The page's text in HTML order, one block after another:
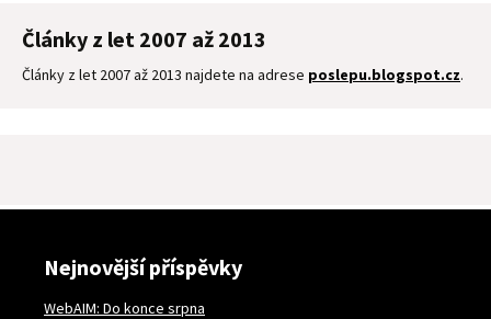
Články z let 2007 až 2013
Články z let 2007 až 2013 najdete na adrese poslepu.blogspot.cz.
Nejnovější příspěvky
WebAIM: Do konce srpna